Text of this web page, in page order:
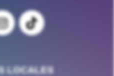
LOCALES